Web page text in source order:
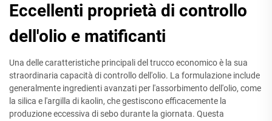
Eccellenti proprietà di controllo
dell'olio e matificanti
Una delle caratteristiche principali del trucco economico è la sua
straordinaria capacità di controllo dell'olio. La formulazione include
generalmente ingredienti avanzati per l'assorbimento dell'olio, come
la silica e l'argilla di kaolin, che gestiscono efficacemente la
produzione eccessiva di sebo durante la giornata. Questa